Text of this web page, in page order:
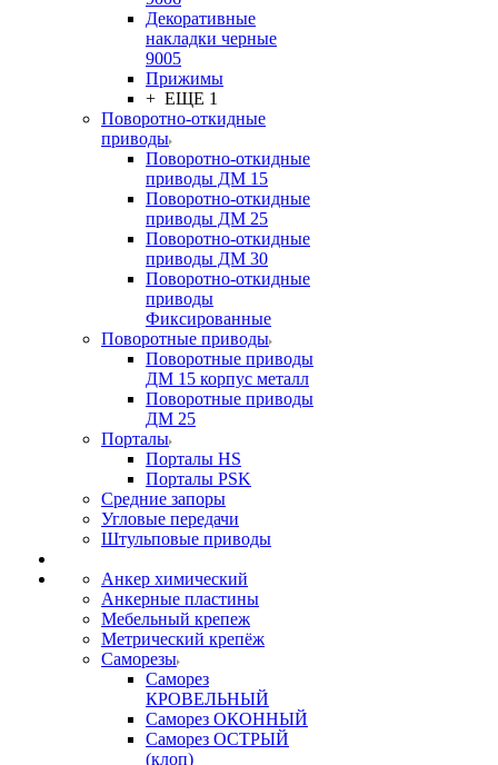
Декоративные
накладки черные
9005
Прижимы
+ ЕЩЕ 1
Поворотно-откидные
приводы
Поворотно-откидные
приводы ДМ 15
Поворотно-откидные
приводы ДМ 25
Поворотно-откидные
приводы ДМ 30
Поворотно-откидные
приводы
Фиксированные
Поворотные приводы
Поворотные приводы
ДМ 15 корпус металл
Поворотные приводы
ДМ 25
Порталы
Порталы HS
Порталы PSK
Средние запоры
Угловые передачи
Штульповые приводы
Анкер химический
Анкерные пластины
Мебельный крепеж
Метрический крепёж
Саморезы
Саморез
КРОВЕЛЬНЫЙ
Саморез ОКОННЫЙ
Саморез ОСТРЫЙ
(клоп)